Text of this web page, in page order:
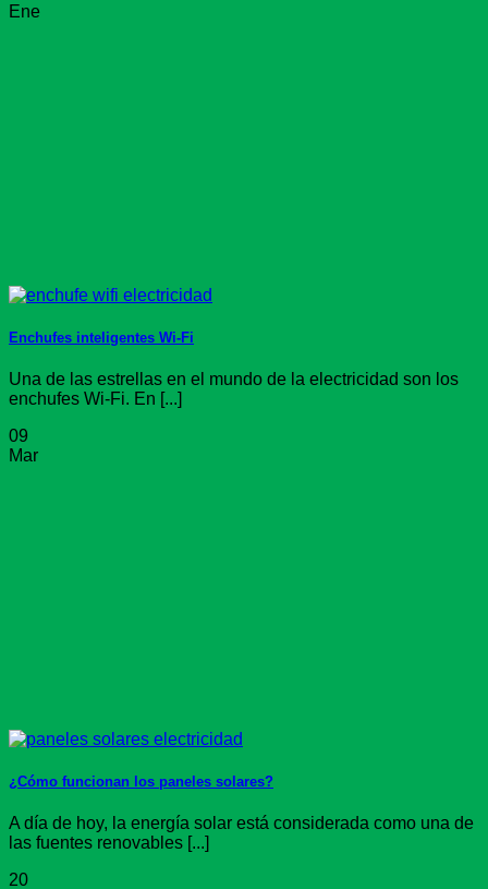
Ene
Enchufes inteligentes Wi-Fi
Una de las estrellas en el mundo de la electricidad son los
enchufes Wi-Fi. En [...]
09
Mar
¿Cómo funcionan los paneles solares?
A día de hoy, la energía solar está considerada como una de
las fuentes renovables [...]
20